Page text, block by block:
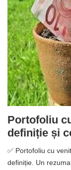
Portofoliu
definiție și
✅ Portofoliu cu
definiție. Un